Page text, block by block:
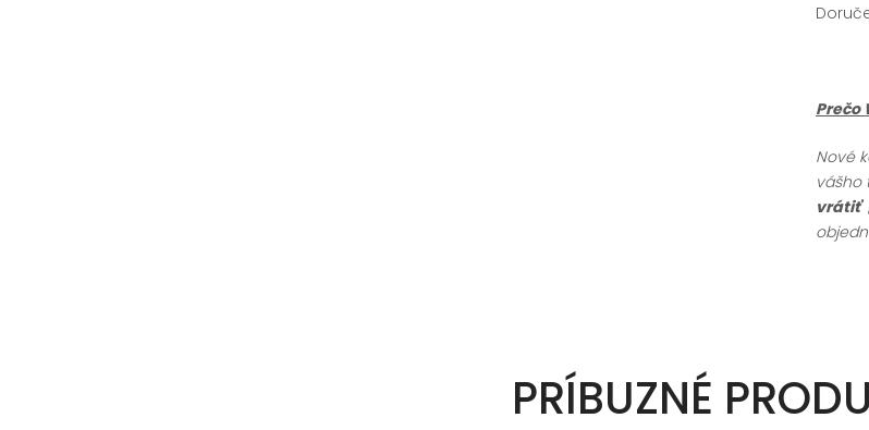
Prečo
Nové
vášho
vrátiť
PRÍBUZNÉ